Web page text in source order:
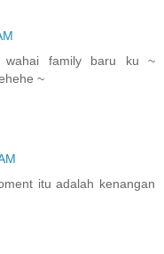
wahai family baru ku ~
~
itu adalah kenangan